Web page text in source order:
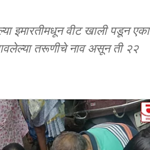
इमारतीमधून वीट खाली पडून एका
तरूणीचे नाव असून ती २२